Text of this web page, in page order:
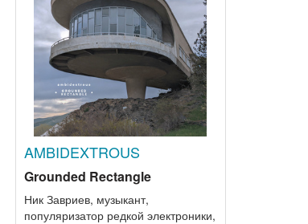
AMBIDEXTROUS
Grounded Rectangle
Ник Завриев, музыкант,
популяризатор редкой электроники,